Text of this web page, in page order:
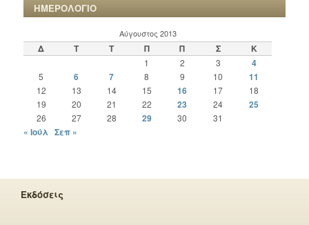
ΗΜΕΡΟΛΟΓΙΟ
Αύγουστος 2013
Δ Τ Τ Π Π Σ Κ
1 2 3 4
5 6 7 8 9 10 11
12 13 14 15 16 17
18
19
20 21 22 23 24 25
26 27 28 29 30 31
« Ιούλ Σεπ »
Εκδόσεις